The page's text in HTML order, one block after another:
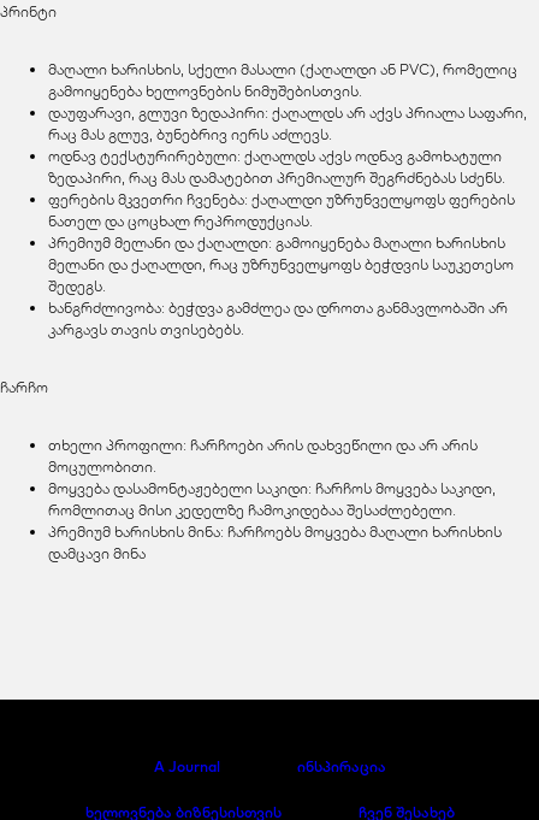
პრინტი
მაღალი ხარისხის, სქელი მასალი (ქაღალდი ან PVC), რომელიც
გამოიყენება ხელოვნების ნიმუშებისთვის.
დაუფარავი, გლუვი ზედაპირი: ქაღალდს არ აქვს პრიალა საფარი,
რაც მას გლუვ, ბუნებრივ იერს აძლევს.
ოდნავ ტექსტურირებული: ქაღალდს აქვს ოდნავ გამოხატული
ზედაპირი, რაც მას დამატებით პრემიალურ შეგრძნებას სძენს.
ფერების მკვეთრი ჩვენება: ქაღალდი უზრუნველყოფს ფერების
ნათელ და ცოცხალ რეპროდუქციას.
პრემიუმ მელანი და ქაღალდი: გამოიყენება მაღალი ხარისხის
მელანი და ქაღალდი, რაც უზრუნველყოფს ბეჭდვის საუკეთესო
შედეგს.
ხანგრძლივობა: ბეჭდვა გამძლეა და დროთა განმავლობაში არ
კარგავს თავის თვისებებს.
ჩარჩო
თხელი პროფილი: ჩარჩოები არის დახვეწილი და არ არის
მოცულობითი.
მოყვება დასამონტაჟებელი საკიდი: ჩარჩოს მოყვება საკიდი,
რომლითაც მისი კედელზე ჩამოკიდებაა შესაძლებელი.
პრემიუმ ხარისხის მინა: ჩარჩოებს მოყვება მაღალი ხარისხის
დამცავი მინა
A Journal ინსპირაცია
ხელოვნება ბიზნესისთვის ჩვენ შესახებ